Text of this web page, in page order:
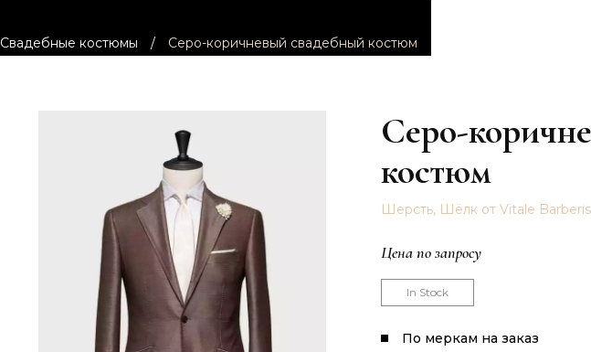
Свадебные костюмы / Серо-коричневый свадебный костюм
Серо-
костюм
Шерсть, Шёлк от Vitale
Цена по запросу
In Stock
По меркам на заказ